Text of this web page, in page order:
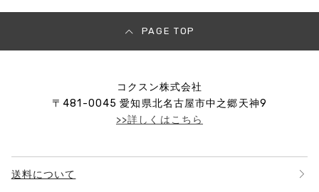
PAGE TOP
コクスン株式会社
〒481-0045 愛知県北名古屋市中之郷天神9
>>詳しくはこちら
送料について